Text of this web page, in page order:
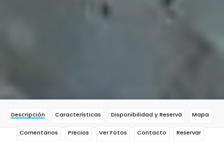
Descripción Características Disponibilidad y Reserva Mapa
Comentarios Precios Ver Fotos Contacto Reservar